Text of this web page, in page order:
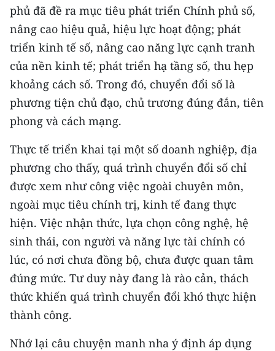
Media Kinh tế
Media Văn hóa
Media Xã hội
Media Pháp luật
Media Du lịch
Media Thế giới
Media Thể thao
Media Giáo dục
Media Y tế
Media Khoa học - Công nghệ
Media Môi trường
Ảnh
Infographic
phủ đã đề ra mục tiêu phát triển Chính phủ số,
nâng cao hiệu quả, hiệu lực hoạt động; phát
triển kinh tế số, nâng cao năng lực cạnh tranh
của nền kinh tế; phát triển hạ tầng số, thu hẹp
khoảng cách số. Trong đó, chuyển đổi số là
phương tiện chủ đạo, chủ trương đúng đắn, tiên
phong và cách mạng.
Thực tế triển khai tại một số doanh nghiệp, địa
phương cho thấy, quá trình chuyển đổi số chỉ
được xem như công việc ngoài chuyên môn,
ngoài mục tiêu chính trị, kinh tế đang thực
hiện. Việc nhận thức, lựa chọn công nghệ, hệ
sinh thái, con người và năng lực tài chính có
lúc, có nơi chưa đồng bộ, chưa được quan tâm
đúng mức. Tư duy này đang là rào cản, thách
thức khiến quá trình chuyển đổi khó thực hiện
thành công.
Nhớ lại câu chuyện manh nha ý định áp dụng